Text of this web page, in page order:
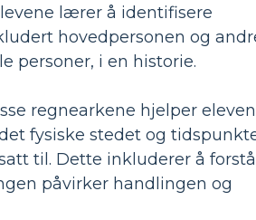
lærer å identifisere
hovedpersonen og
personer, i en historie.
regnearkene hjelper
fysiske stedet og
til. Dette inkluderer å forstå
påvirker handlingen og